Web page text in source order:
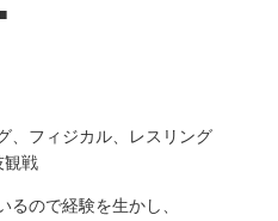
、フィジカル、レスリング
観戦
ので経験を生かし、